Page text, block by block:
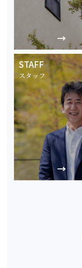
STAFF
スタッフ